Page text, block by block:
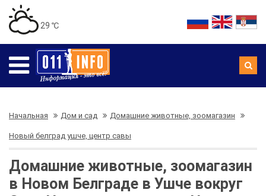
29 ℃
Начальная Дом и сад Домашние животные, зоомагазин
Новый белград ушче, центр савы
Домашние животные, зоомагазин
в Новом Белграде в Ушче вокруг